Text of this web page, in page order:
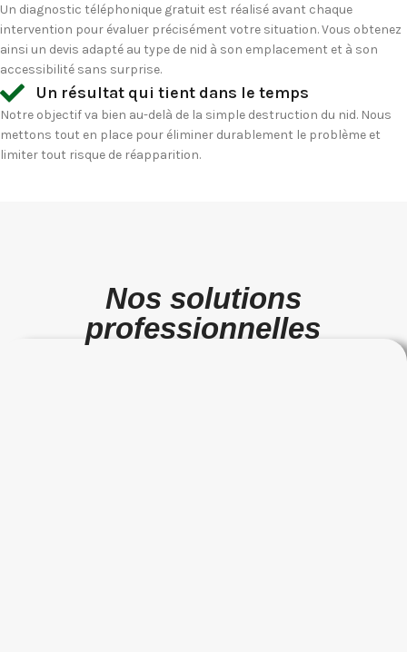
Un diagnostic téléphonique gratuit est réalisé avant chaque
intervention pour évaluer précisément votre situation. Vous obtenez
ainsi un devis adapté au type de nid à son emplacement et à son
accessibilité sans surprise.
Un résultat qui tient dans le temps
Notre objectif va bien au-delà de la simple destruction du nid. Nous
mettons tout en place pour éliminer durablement le problème et
limiter tout risque de réapparition.
Nos solutions
professionnelles